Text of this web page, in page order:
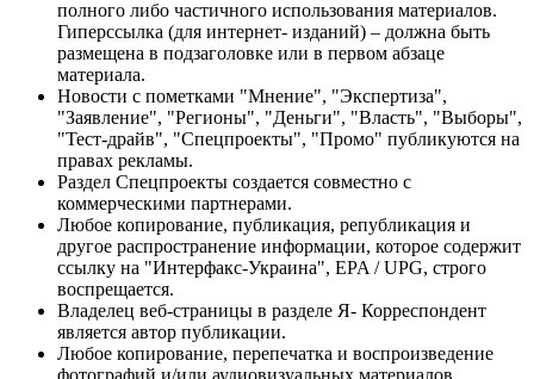
полного либо частичного использования материалов.
Гиперссылка (для интернет- изданий) – должна быть
размещена в подзаголовке или в первом абзаце
материала.
Новости с пометками "Мнение", "Экспертиза",
"Заявление", "Регионы", "Деньги", "Власть", "Выборы",
"Тест-драйв", "Спецпроекты", "Промо" публикуются на
правах рекламы.
Раздел Спецпроекты создается совместно с
коммерческими партнерами.
Любое копирование, публикация, републикация и
другое распространение информации, которое содержит
ссылку на "Интерфакс-Украина", EPA / UPG, строго
воспрещается.
Владелец веб-страницы в разделе Я- Корреспондент
является автор публикации.
Любое копирование, перепечатка и воспроизведение